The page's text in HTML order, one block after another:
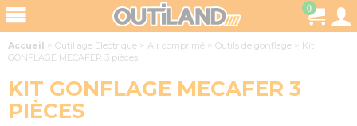
0
Accueil > Outillage Electrique > Air comprimé > Outils de gonflage > Kit
GONFLAGE MECAFER 3 pièces
KIT GONFLAGE MECAFER 3
PIÈCES